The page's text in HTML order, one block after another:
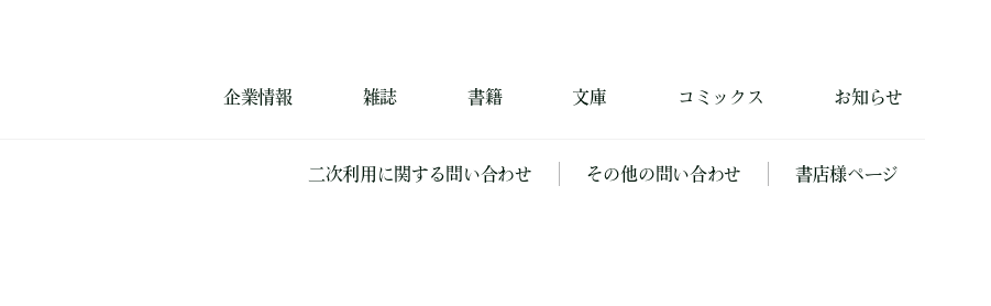
企業情報 雑誌 書籍 文庫 コミックス お知らせ
二次利用に関する問い合わせ その他の問い合わせ 書店様ページ